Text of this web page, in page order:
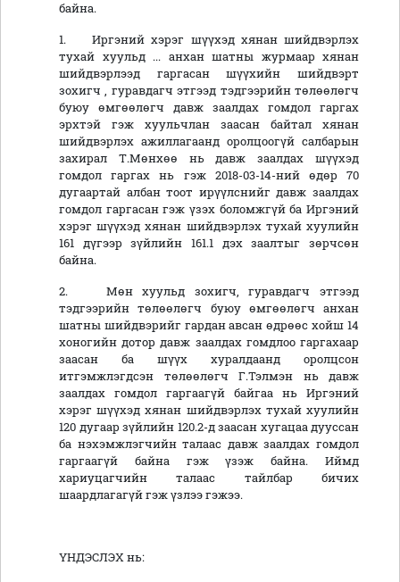
байна.
1. Иргэний хэрэг шүүхэд хянан шийдвэрлэх
тухай хуульд ... анхан шатны журмаар хянан
шийдвэрлээд гаргасан шүүхийн шийдвэрт
зохигч , гуравдагч этгээд тэдгээрийн төлөөлөгч
буюу өмгөөлөгч давж заалдах гомдол гаргах
эрхтэй гэж хуульчлан заасан байтал хянан
шийдвэрлэх ажиллагаанд оролцоогүй салбарын
захирал Т.Мөнхөө нь давж заалдах шүүхэд
гомдол гаргах нь гэж 2018-03-14-ний өдөр 70
дугаартай албан тоот ирүүлснийг давж заалдах
гомдол гаргасан гэж үзэх боломжгүй ба Иргэний
хэрэг шүүхэд хянан шийдвэрлэх тухай хуулийн
161 дүгээр зүйлийн 161.1 дэх заалтыг зөрчсөн
байна.
2. Мөн хуульд зохигч, гуравдагч этгээд
тэдгээрийн төлөөлөгч буюу өмгөөлөгч анхан
шатны шийдвэрийг гардан авсан өдрөөс хойш 14
хоногийн дотор давж заалдах гомдлоо гаргахаар
заасан ба шүүх хуралдаанд оролцсон
итгэмжлэгдсэн төлөөлөгч Г.Тэлмэн нь давж
заалдах гомдол гаргаагүй байгаа нь Иргэний
хэрэг шүүхэд хянан шийдвэрлэх тухай хуулийн
120 дугаар зүйлийн 120.2-д заасан хугацаа дууссан
ба нэхэмжлэгчийн талаас давж заалдах гомдол
гаргаагүй байна гэж үзэж байна. Иймд
хариуцагчийн талаас тайлбар бичих
шаардлагагүй гэж үзлээ гэжээ.
ҮНДЭСЛЭХ нь: